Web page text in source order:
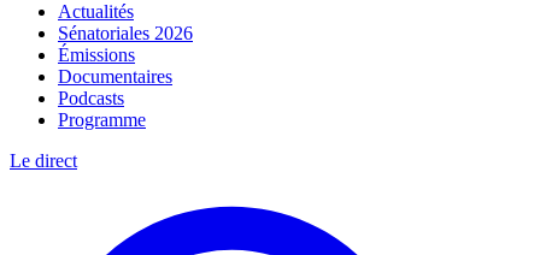
Actualités
Sénatoriales 2026
Émissions
Documentaires
Podcasts
Programme
Le direct